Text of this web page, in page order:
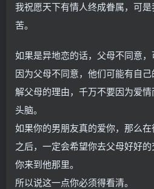
我祝愿天下有情人终成眷属，可
苦。
如果是异地恋的话，父母不同意，
因为父母不同意，他们可能有自
解父母的理由，千万不要因为爱
头脑。
如果你的男朋友真的爱你，那么
之后，一定会希望你去父母好好
你来到他那里。
所以说这一点你必须得看清。